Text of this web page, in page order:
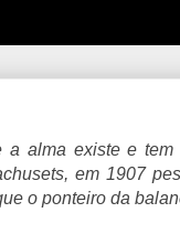
a alma existe e
em 1907
o ponteiro da